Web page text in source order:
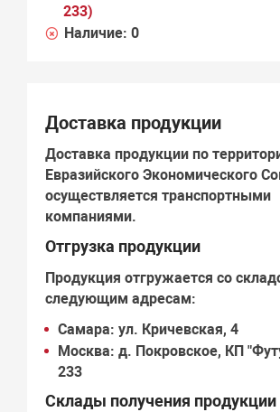
233)
Наличие:0
Доставка продукции
Доставка продукции по
Евразийского Экономического
осуществляется транспортными
компаниями.
Отгрузка продукции
Продукция отгружается со
следующим адресам:
Самара: ул. Кричевская, 4
Москва: д. Покровское, КП
233
Склады получения продукции